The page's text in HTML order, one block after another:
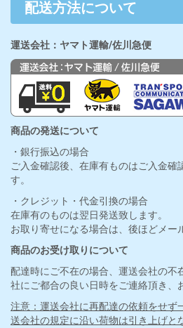
配送方法について
運送会社：ヤマト運輸/佐川急便
商品の発送について
・銀行振込の場合
ご入金確認後、在庫有ものはご入金確
す。
・クレジット・代金引換の場合
在庫有のものは翌日発送致します。
お取り寄せになる場合は、後ほどメー
商品のお受け取りについて
配達時にご不在の場合、運送会社の不
社にご都合の良い日時をご連絡頂き、
注意：運送会社に再配達の依頼をせず
送会社の規定に沿い荷物は引き上げと